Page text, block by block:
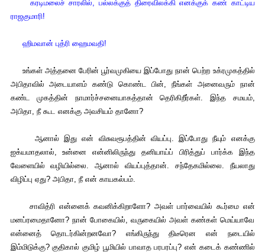
கரடிமலைச் சாரலில், பல்லக்குத் திரைவிலக்கி எனக்குக் கண் காட்டிய
ராஜகுமாரி!
ஹிமவான் புத்ரி ஹைமவதி!
உங்கள் அத்தனை பேரின் பூர்வமுகியை இப்போது நான் பெற்ற உக்ரமுகத்தில்
அபிதாவில் அடையாளம் கண்டு கொண்ட பின், நீங்கள் அனைவரும் நான்
கண்ட முகத்தின் நாமார்ச்சனையாகத்தான் தெரிகிறீர்கள். இந்த சமயம்,
அபிதா, நீ கூட எனக்கு அவசியம் தானோ?
ஆனால் இது என் விசுவரூபத்தின் வியப்பு. இப்போது நீயும் எனக்கு
ஐக்யமாதலால், உன்னை என்னிலிருந்து தனியாய்ப் பிரித்துப் பார்க்க இந்த
வேளையில் வழியில்லை. ஆனால் வியப்புத்தான். சந்தேகமில்லை. நீயலாது
விழிப்பு ஏது? அபிதா, நீ என் காயகல்பம்.
சாவித்ரி என்னைக் கவனிக்கிறாளோ? அவள் பார்வையில் கூர்மை என்
மனப்ரமைதானோ? நான் போகையில், வருகையில் அவள் கண்கள் மெய்யாவே
என்னைத் தொடர்கின்றனவோ? எங்கிருந்து திடீரென என் நடையில்
இம்மிடுக்கு? குதிகால் குமிழ் பூமியில் பாவாத பரபரப்பு? என் கடைக் கண்ணில்